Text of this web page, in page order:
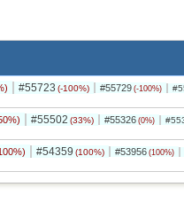
#55723 (-100%) #55729 (-100%)
#55502 (33%) #55326 (0%)
#54359 (100%) #53956 (100%)